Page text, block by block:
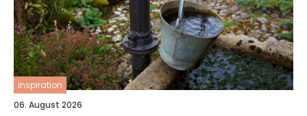
inspiration
06. August 2026